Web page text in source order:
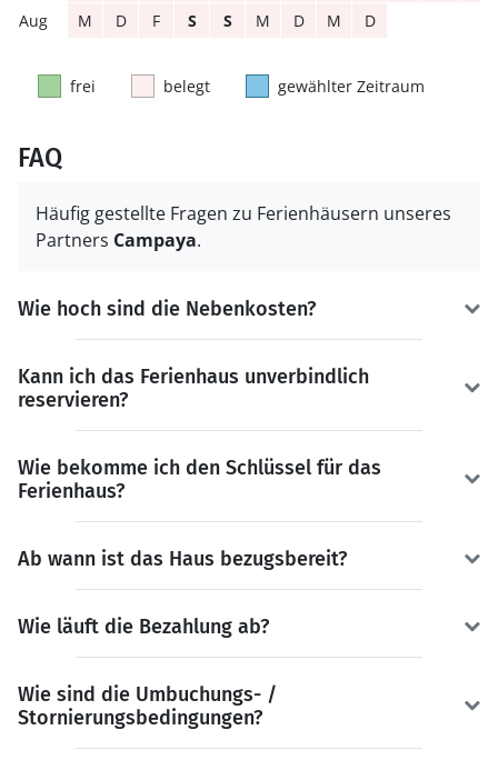
M
D F S S M D M D
frei belegt gewählter Zeitraum
FAQ
Häufig gestellte Fragen zu Ferienhäusern unseres
Partners Campaya.
Wie hoch sind die Nebenkosten?
Kann ich das Ferienhaus unverbindlich
reservieren?
Wie bekomme ich den Schlüssel für das
Ferienhaus?
Ab wann ist das Haus bezugsbereit?
Wie läuft die Bezahlung ab?
Wie sind die Umbuchungs- /
Stornierungsbedingungen?